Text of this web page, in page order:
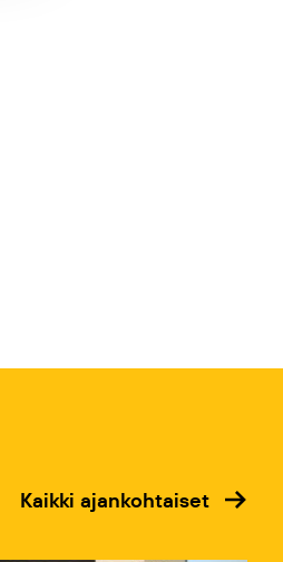
Kaikki ajankohtaiset